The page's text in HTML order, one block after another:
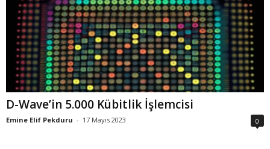
D-Wave’in 5.000 Kübitlik İşlemcisi
Emine Elif Pekduru - 17 Mayıs 2023 0